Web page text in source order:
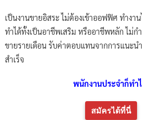
เป็นงานขายอิสระ ไม่ต้องเข้าออฟฟิศ ทำงา
ทำได้ทั้งเป็นอาชีพเสริม หรืออาชีพหลัก ไม่
ขายรายเดือน รับค่าตอบแทนจากการแนะน
สำเร็จ
พนักงานประจำก็ทำ
สมัครได้ที่นี่